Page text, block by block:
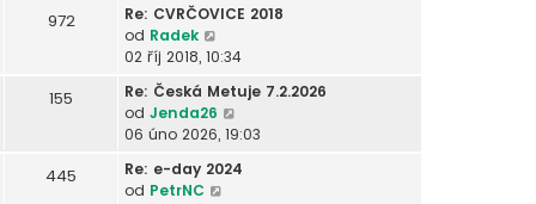
k
p
e
k
n
í
p
ř
í
s
ě
v
s
l
e
n
í
p
ř
í
i
t
p
s
l
e
n
r
i
t
p
972
Re: CVRČOVICE 2018
od Radek
o
r
a
z
i
t
02 říj 2018, 10:34
155
Re: Česká Metuje 7.2.2026
od Jenda26
o
r
06 úno 2026, 19:03
445
Re: e-day 2024
od PetrNC